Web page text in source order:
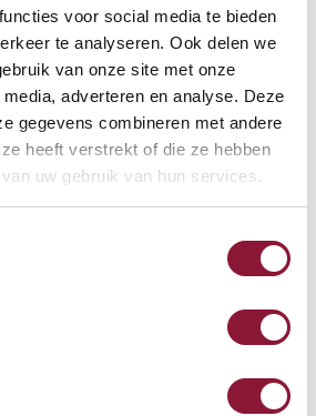
voor social media te bieden
te analyseren. Ook delen we
van onze site met onze
adverteren en analyse. Deze
gegevens combineren met andere
heeft verstrekt of die ze hebben
uw gebruik van hun services.
ALUMINIUM ?